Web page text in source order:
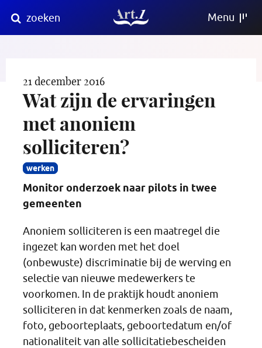
naar
content
zoeken Menu
21 december 2016
Wat zijn de ervaringen
met anoniem
solliciteren?
werken
Monitor onderzoek naar pilots in twee
gemeenten
Anoniem solliciteren is een maatregel die
ingezet kan worden met het doel
(onbewuste) discriminatie bij de werving en
selectie van nieuwe medewerkers te
voorkomen. In de praktijk houdt anoniem
solliciteren in dat kenmerken zoals de naam,
foto, geboorteplaats, geboortedatum en/of
nationaliteit van alle sollicitatiebescheiden